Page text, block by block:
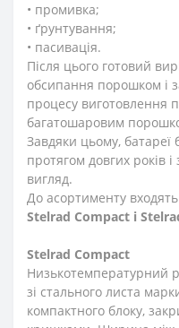
• промивка;
• ґрунтування;
• пасивація.
Після цього готовий
обсипання порошком і
процесу виготовлення
багатошаровим
Завдяки цьому,
протягом довгих років
вигляд.
До асортименту
Stelrad Compact i
Stelrad Compact
Низькотемпературний
зі стального листа
компактного блоку,